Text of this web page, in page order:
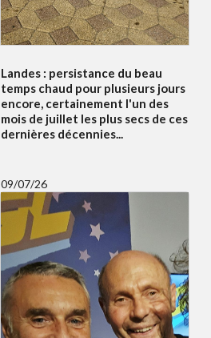
Landes : persistance du beau
temps chaud pour plusieurs jours
encore, certainement l'un des
mois de juillet les plus secs de ces
dernières décennies...
09/07/26